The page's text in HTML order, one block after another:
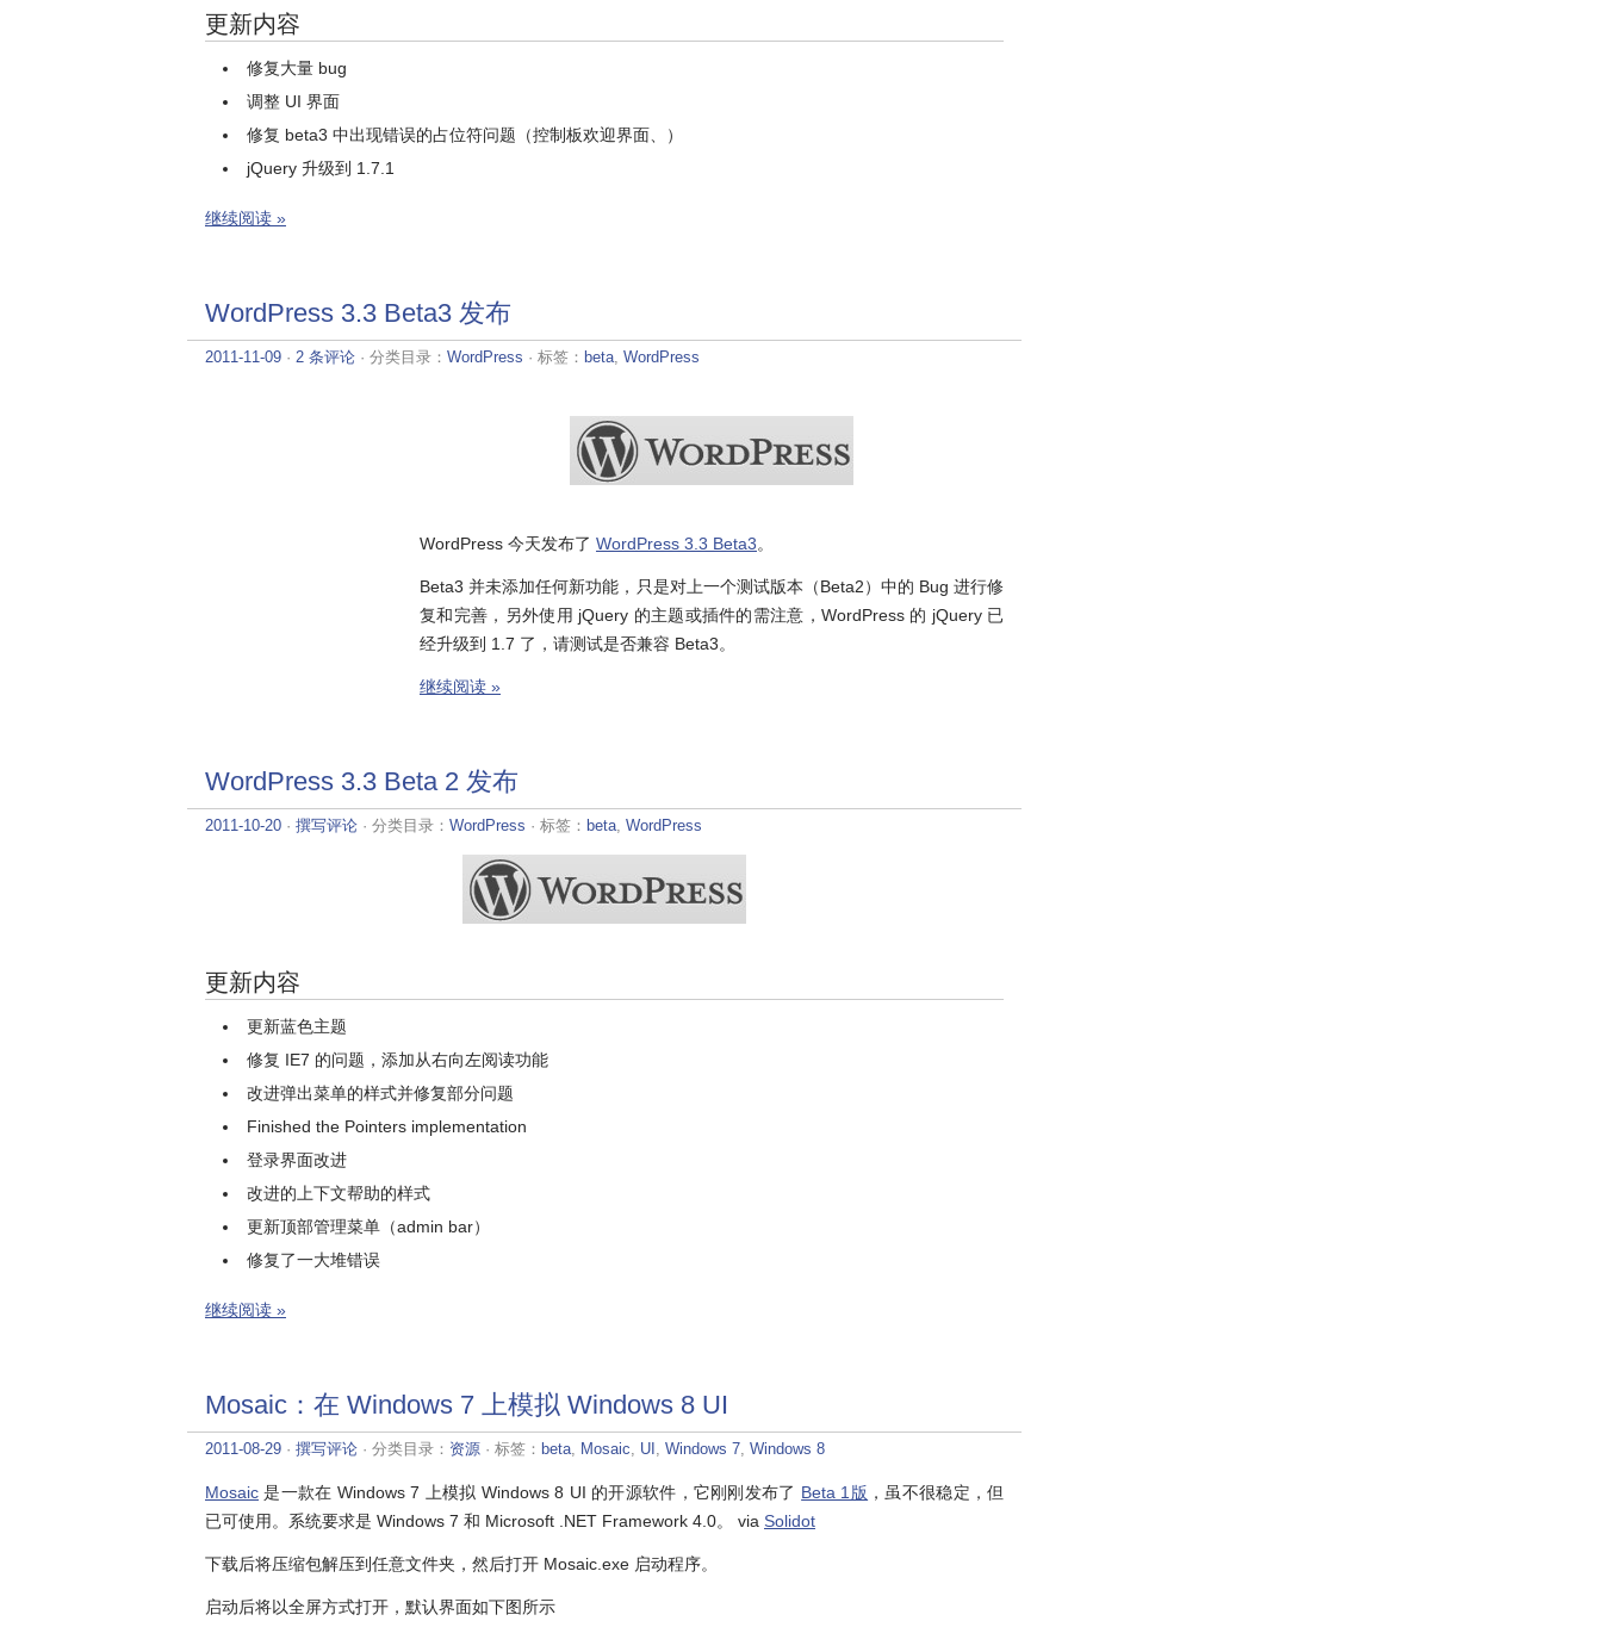
更新内容
修复大量 bug
调整 UI 界面
修复 beta3 中出现错误的占位符问题（控制板欢迎界面、）
jQuery 升级到 1.7.1
继续阅读 »
WordPress 3.3 Beta3 发布
2011-11-09 · 2 条评论 · 分类目录： WordPress · 标签： beta, WordPress
WordPress 今天发布了 WordPress 3.3 Beta3。
Beta3 并未添加任何新功能，只是对上一个测试版本（Beta2）中的 Bug 进行修
复和完善，另外使用 jQuery 的主题或插件的需注意，WordPress 的 jQuery 已
经升级到 1.7 了，请测试是否兼容 Beta3。
继续阅读 »
WordPress 3.3 Beta 2 发布
2011-10-20 · 撰写评论 · 分类目录： WordPress · 标签： beta, WordPress
更新内容
更新蓝色主题
修复 IE7 的问题，添加从右向左阅读功能
改进弹出菜单的样式并修复部分问题
Finished the Pointers implementation
登录界面改进
改进的上下文帮助的样式
更新顶部管理菜单（admin bar）
修复了一大堆错误
继续阅读 »
Mosaic：在 Windows 7 上模拟 Windows 8 UI
2011-08-29 · 撰写评论 · 分类目录： 资源 · 标签： beta, Mosaic, UI , Windows 7, Windows 8
Mosaic 是一款在 Windows 7 上模拟 Windows 8 UI 的开源软件，它刚刚发布了 Beta 1版 ，虽不很稳定，但
已可使用。系统要求是 Windows 7 和 Microsoft .NET Framework 4.0。 via Solidot
下载后将压缩包解压到任意文件夹，然后打开 Mosaic.exe 启动程序。
启动后将以全屏方式打开，默认界面如下图所示